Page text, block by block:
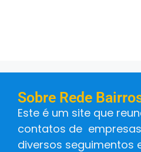
Sobre Rede
Este é um site que
contatos de
diversos seguimentos